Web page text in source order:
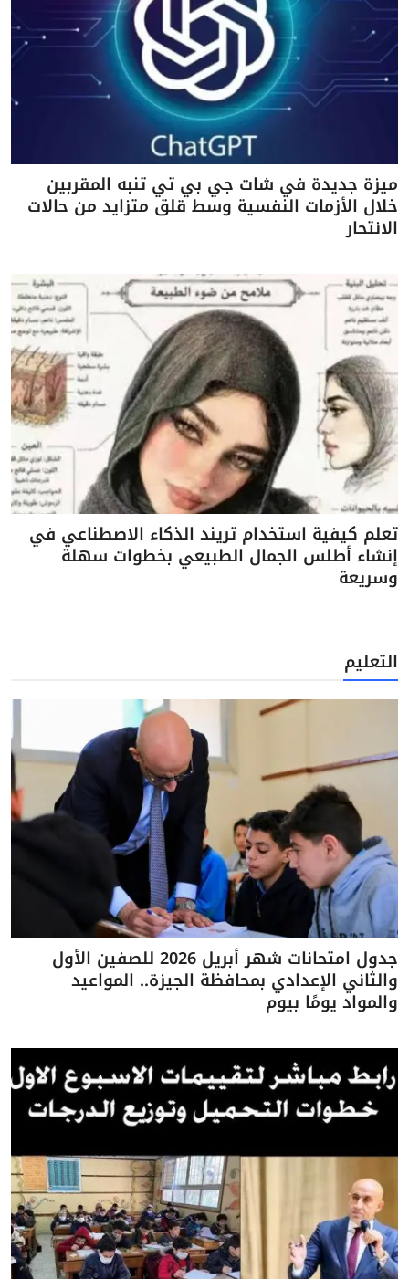
ميزة جديدة في شات جي بي تي تنبه المقربين
خلال الأزمات النفسية وسط قلق متزايد من حالات
الانتحار
تعلم كيفية استخدام تريند الذكاء الاصطناعي في
إنشاء أطلس الجمال الطبيعي بخطوات سهلة
وسريعة
التعليم
جدول امتحانات شهر أبريل 2026 للصفين الأول
والثاني الإعدادي بمحافظة الجيزة.. المواعيد
والمواد يومًا بيوم